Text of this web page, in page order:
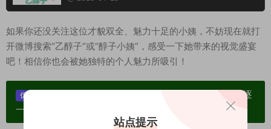
如果你还没关注这位才貌双全、魅力十足的小姨，不妨现在就打
开微博搜索“乙醇子”或“醇子小姨”，感受一下她带来的视觉盛宴
吧！相信你也会被她独特的个人魅力所吸引！
优势：
单个博主作品统一整合分享、素材高度去重复、逐
一归档方便收藏！
站点提示